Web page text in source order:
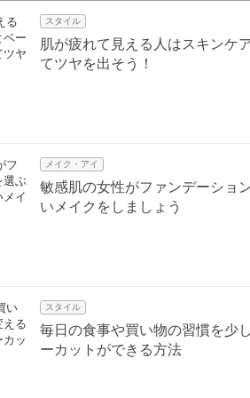
スタイル
肌が疲れて見える人はスキンケ
てツヤを出そう！
メイク・アイ
敏感肌の女性がファンデーショ
いメイクをしましょう
スタイル
毎日の食事や買い物の習慣を少
ーカットができる方法